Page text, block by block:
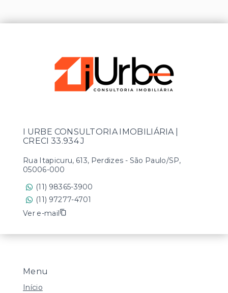
Menu
Início
I URBE CONSULTORIA IMOBILIÁRIA |
CRECI 33.934 J
Rua Itapicuru, 613, Perdizes - São Paulo/SP,
05006-000
(11) 98365-3900
(11) 97277-4701
Ver e-mail